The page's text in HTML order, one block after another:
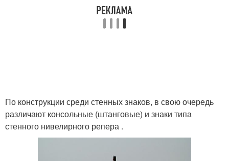
По конструкции среди стенных знаков, в свою очередь
различают консольные (штанговые) и знаки типа
стенного нивелирного репера .